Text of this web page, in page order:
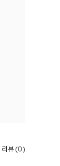
리뷰 (0)